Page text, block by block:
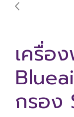
เครื่อ
กรอง